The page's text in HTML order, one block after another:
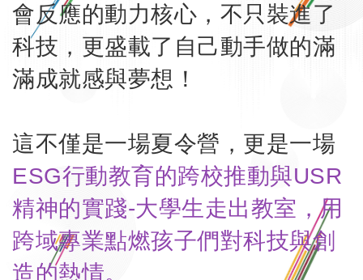
會反應的動力核心，不只裝進了
科技，更盛載了自己動手做的滿
滿成就感與夢想！
這不僅是一場夏令營，更是一場
ESG行動教育的跨校推動與USR
精神的實踐-大學生走出教室，用
跨域專業點燃孩子們對科技與創
造的熱情。